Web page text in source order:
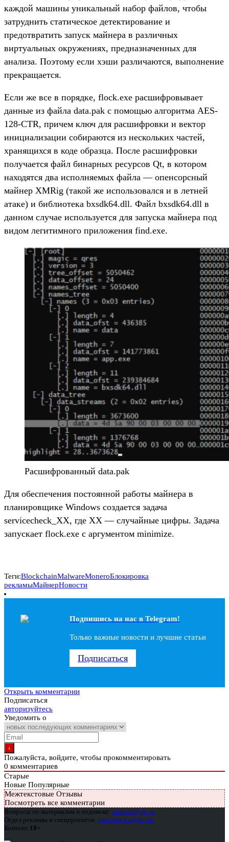
каждой машины уникальный набор файлов, чтобы
затруднить статическое детектирование и
предотвратить запуск майнера в различных
виртуальных окружениях, предназначенных для
анализа. Поэтому если хэши различаются, выполнение
прекращается.
Если же все в порядке, flock.exe расшифровывает
данные из файла data.pak с помощью алгоритма AES-
128-CTR, причем ключ для расшифровки и вектор
инициализации собираются из нескольких частей,
хранящихся в коде образца. После расшифровки
получается файл бинарных ресурсов Qt, в котором
находятся два исполняемых файла — опенсорсный
майнер XMRig (такой же использовался и в летней
атаке) и библиотека bxsdk64.dll. Файл bxsdk64.dll в
данном случае используется для запуска майнера под
видом легитимного приложения find.exe.
Расшифрованный data.pak
Для обеспечения постоянной работы майнера в
планировщике Windows создается задача
servicecheck_XX, где XX — случайные цифры. Задача
запускает flock.exe с аргументом minimize.
Теги:BlockchainMalwareMoneroБлокировка
рекламыМайнерНовости
Подпишись на наc в Telegram!
Только важные новости и лучшие статьи
Подписаться
Открыть комментарии
Подписаться
авторизуйтесь
Уведомить о
Пожалуйста, войдите, чтобы прокомментировать
0 комментариев
Старые
Новые Популярные
Межтекстовые Отзывы
Посмотреть все комментарии
Вопросы по материалам и подписке: support@glc.ru
Отдел рекламы и спецпроектов: yakovleva.a@glc.ru
Контент 18+